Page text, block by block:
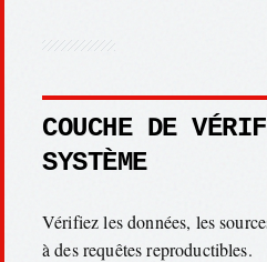
COUCHE DE
SYSTÈME
Vérifiez les données, les
à des requêtes reproductibles.